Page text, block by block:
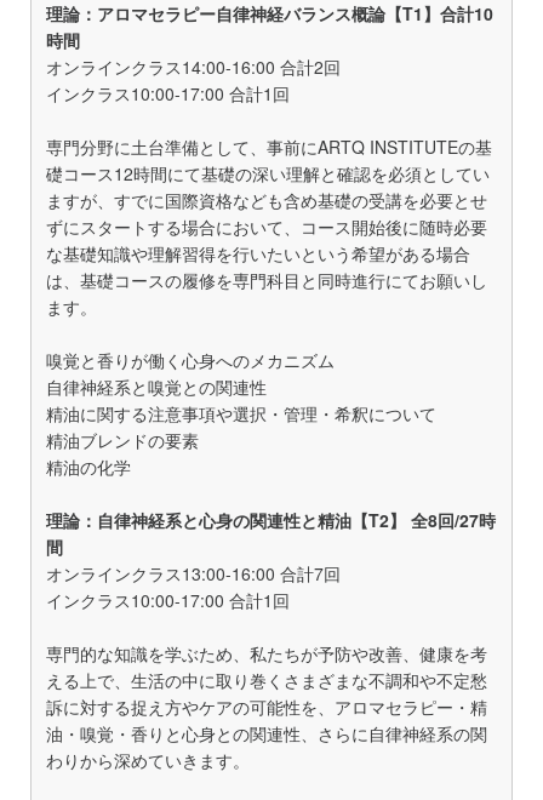
理論：アロマセラピー自律神経バランス概論【T1】合計10
時間
オンラインクラス14:00-16:00 合計2回
インクラス10:00-17:00 合計1回
専門分野に土台準備として、事前にARTQ INSTITUTEの基
礎コース12時間にて基礎の深い理解と確認を必須としてい
ますが、すでに国際資格なども含め基礎の受講を必要とせ
ずにスタートする場合において、コース開始後に随時必要
な基礎知識や理解習得を行いたいという希望がある場合
は、基礎コースの履修を専門科目と同時進行にてお願いし
ます。
嗅覚と香りが働く心身へのメカニズム
自律神経系と嗅覚との関連性
精油に関する注意事項や選択・管理・希釈について
精油ブレンドの要素
精油の化学
理論：自律神経系と心身の関連性と精油【T2】 全8回/27時
間
オンラインクラス13:00-16:00 合計7回
インクラス10:00-17:00 合計1回
専門的な知識を学ぶため、私たちが予防や改善、健康を考
える上で、生活の中に取り巻くさまざまな不調和や不定愁
訴に対する捉え方やケアの可能性を、アロマセラピー・精
油・嗅覚・香りと心身との関連性、さらに自律神経系の関
わりから深めていきます。